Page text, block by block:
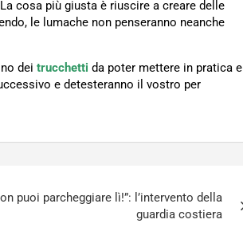
cosa più giusta è riuscire a creare delle
le lumache non penseranno neanche
dei trucchetti da poter mettere in pratica e
e detesteranno il vostro per
puoi parcheggiare lì!”: l’intervento della
guardia costiera